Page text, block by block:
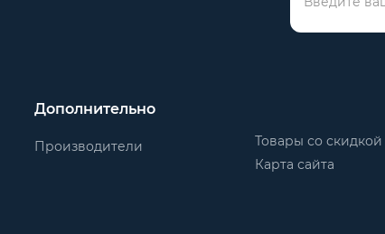
Дополнительно
Производители
Товары со скидкой
Карта сайта